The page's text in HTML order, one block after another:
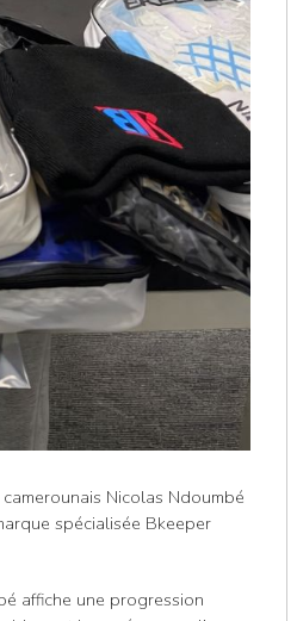
Nicolas Ndoumbé
spécialisée Bkeeper
affiche une progression